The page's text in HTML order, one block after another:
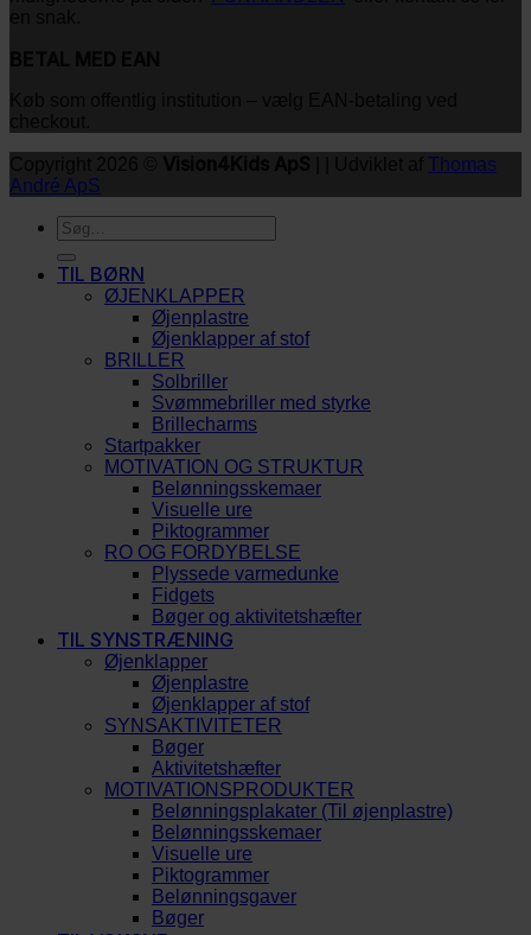
Thomas
André ApS
Søg
efter:
TIL BØRN
ØJENKLAPPER
Øjenplastre
Øjenklapper af stof
BRILLER
Solbriller
Svømmebriller med styrke
Brillecharms
Startpakker
MOTIVATION OG STRUKTUR
Belønningsskemaer
Visuelle ure
Piktogrammer
RO OG FORDYBELSE
Plyssede varmedunke
Fidgets
Bøger og aktivitetshæfter
TIL SYNSTRÆNING
Øjenklapper
Øjenplastre
Øjenklapper af stof
SYNSAKTIVITETER
Bøger
Aktivitetshæfter
MOTIVATIONSPRODUKTER
Belønningsplakater (Til øjenplastre)
Belønningsskemaer
Visuelle ure
Piktogrammer
Belønningsgaver
Bøger